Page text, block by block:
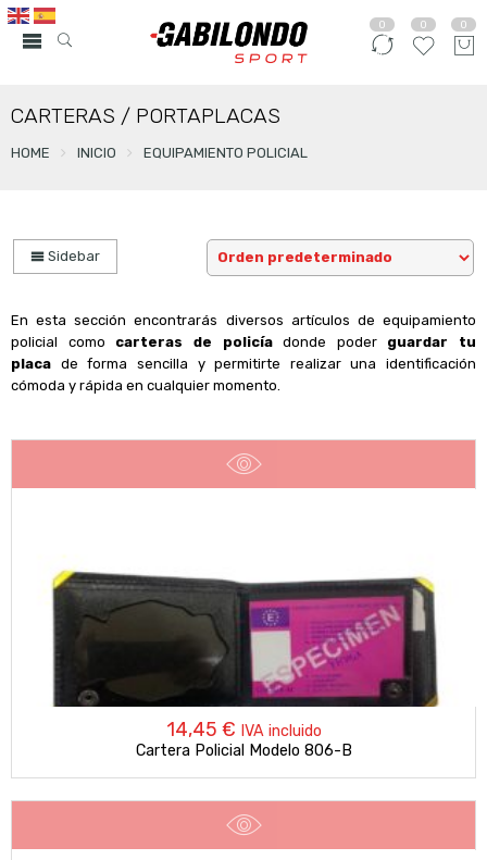
0 0 0
CARTERAS / PORTAPLACAS
HOME INICIO EQUIPAMIENTO POLICIAL
Sidebar
En esta sección encontrarás diversos artículos de equipamiento
policial como carteras de policíadonde poder guardar tu
placa de forma sencilla y permitirte realizar una identificación
cómoda y rápida en cualquier momento.
14,45 € IVA incluido
Cartera Policial Modelo 806-B